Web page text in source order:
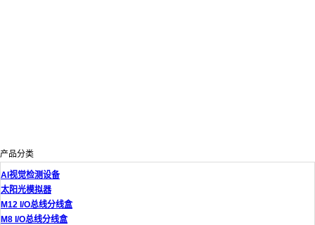
产品分类
AI视觉检测设备
太阳光模拟器
M12 I/O总线分线盒
M8 I/O总线分线盒